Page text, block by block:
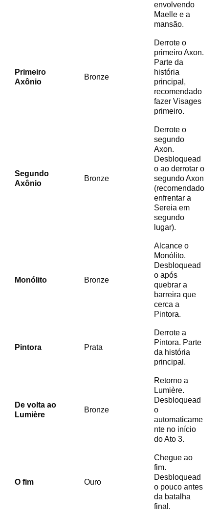
envolvendo
Maelle e a
mansão.
Primeiro
Axônio
Bronze
Derrote o
primeiro Axon.
Parte da
história
principal,
recomendado
fazer Visages
primeiro.
Segundo
Axônio
Bronze
Derrote o
segundo
Axon.
Desbloquead
o ao derrotar o
segundo Axon
(recomendado
enfrentar a
Sereia em
segundo
lugar).
Monólito Bronze
Alcance o
Monólito.
Desbloquead
o após
quebrar a
barreira que
cerca a
Pintora.
Pintora Prata
Derrote a
Pintora. Parte
da história
principal.
De volta ao
Lumière
Bronze
Retorno a
Lumière.
Desbloquead
o
automaticame
nte no início
do Ato 3.
O fim Ouro
Chegue ao
fim.
Desbloquead
o pouco antes
da batalha
final.